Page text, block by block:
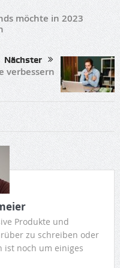
möchte in 2023
Nächster
verbessern
Produkte und
zu schreiben oder
ist noch um einiges